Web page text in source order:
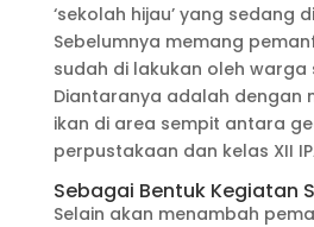
‘sekolah hijau’ yang sedang
Sebelumnya memang
sudah di lakukan oleh warga
Diantaranya adalah dengan
ikan di area sempit antara
perpustakaan dan kelas XII
Sebagai Bentuk Kegiatan
Selain akan menambah